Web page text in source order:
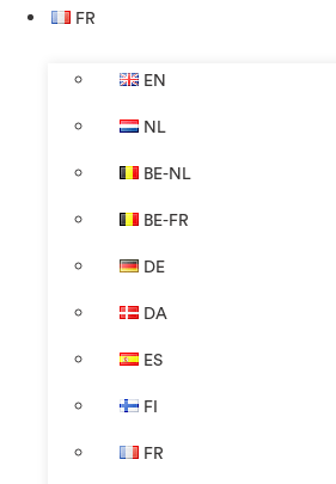
FR
EN
NL
BE-NL
BE-FR
DE
DA
ES
FI
FR